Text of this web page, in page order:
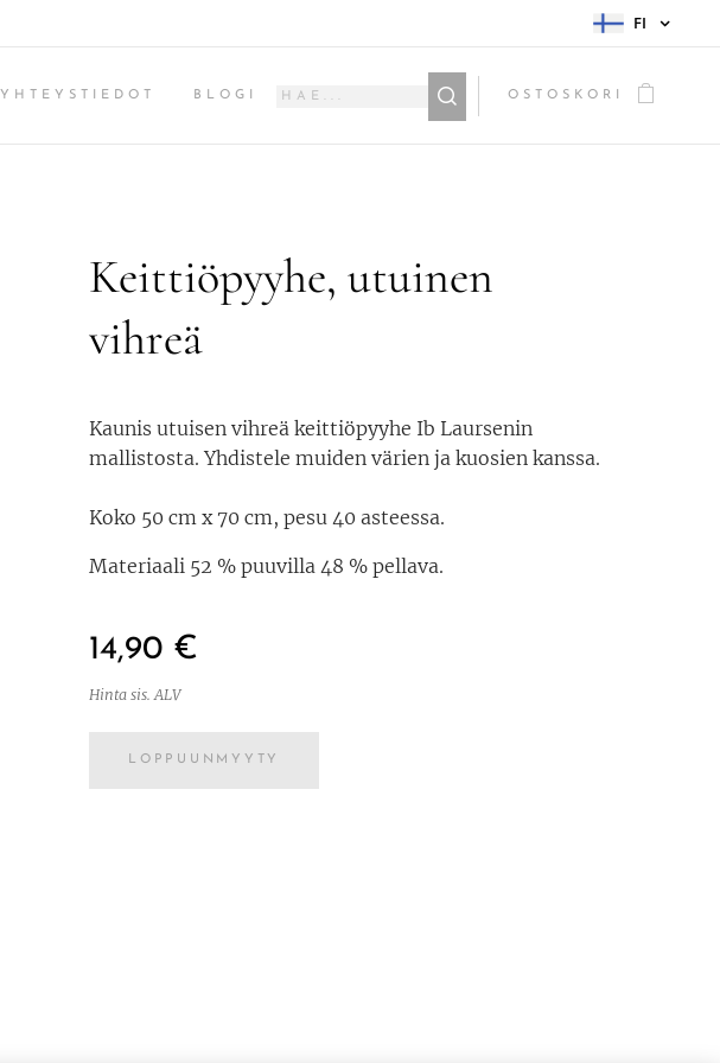
FI
YHTEYSTIEDOT BLOGI OSTOSKORI
Keittiöpyyhe, utuinen
vihreä
Kaunis utuisen vihreä keittiöpyyhe Ib Laursenin
mallistosta. Yhdistele muiden värien ja kuosien kanssa.
Koko 50 cm x 70 cm, pesu 40 asteessa.
Materiaali 52 % puuvilla 48 % pellava.
14,90 €
Hinta sis. ALV
LOPPUUNMYYTY